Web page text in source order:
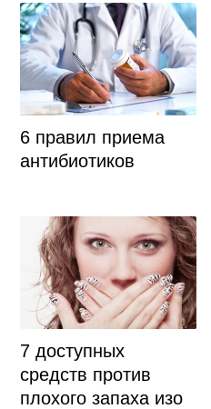
6 правил приема
антибиотиков
7 доступных
средств против
плохого запаха изо